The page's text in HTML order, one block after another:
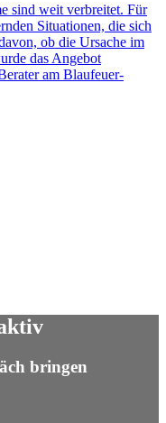
sind weit verbreitet. Für
Situationen, die sich
ob die Ursache im
das Angebot
am Blaufeuer-
bringen